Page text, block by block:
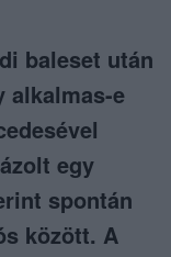
baleset után
alkalmas-e
egy
spontán
között. A